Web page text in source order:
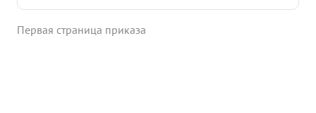
Первая страница приказа